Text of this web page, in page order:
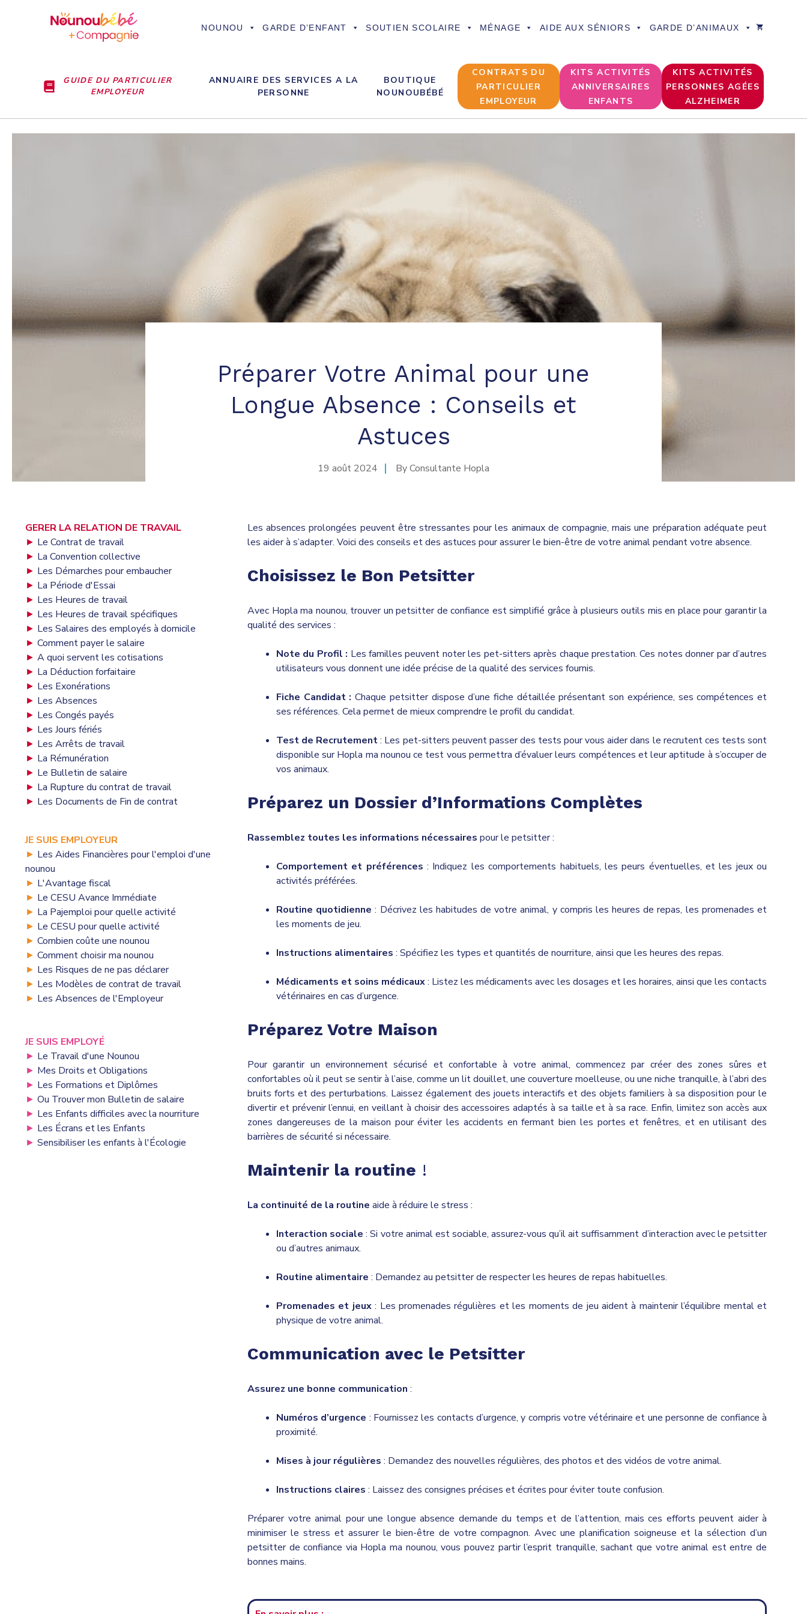
NOUNOU GARDE D’ENFANT SOUTIEN SCOLAIRE MÉNAGE AIDE AUX SÉNIORS GARDE D’ANIMAUX
GUIDE DU PARTICULIER
EMPLOYEUR
ANNUAIRE DES SERVICES A LA
PERSONNE
BOUTIQUE
NOUNOUBÉBÉ
CONTRATS DU
PARTICULIER
EMPLOYEUR
KITS ACTIVITÉS
ANNIVERSAIRES
ENFANTS
KITS ACTIVITÉS
PERSONNES AGÉES
ALZHEIMER
Préparer Votre Animal pour une
Longue Absence : Conseils et
Astuces
19 août 2024 ByConsultante Hopla
Les absences prolongées peuvent être stressantes pour les animaux de compagnie, mais une préparation adéquate peut
les aider à s’adapter. Voici des conseils et des astuces pour assurer le bien-être de votre animal pendant votre absence.
Choisissez le Bon Petsitter
Avec Hopla ma nounou, trouver un petsitter de confiance est simplifié grâce à plusieurs outils mis en place pour garantir la
qualité des services :
Note du Profil : Les familles peuvent noter les pet-sitters après chaque prestation. Ces notes donner par d’autres
utilisateurs vous donnent une idée précise de la qualité des services fournis.
Fiche Candidat : Chaque petsitter dispose d’une fiche détaillée présentant son expérience, ses compétences et
ses références. Cela permet de mieux comprendre le profil du candidat.
Test de Recrutement: Les pet-sitters peuvent passer des tests pour vous aider dans le recrutent ces tests sont
disponible sur Hopla ma nounou ce test vous permettra d’évaluer leurs compétences et leur aptitude à s’occuper de
vos animaux.
Préparez un Dossier d’Informations Complètes
Rassemblez toutes les informations nécessaires pour le petsitter :
Comportement et préférences : Indiquez les comportements habituels, les peurs éventuelles, et les jeux ou
activités préférées.
Routine quotidienne : Décrivez les habitudes de votre animal, y compris les heures de repas, les promenades et
les moments de jeu.
Instructions alimentaires : Spécifiez les types et quantités de nourriture, ainsi que les heures des repas.
Médicaments et soins médicaux: Listez les médicaments avec les dosages et les horaires, ainsi que les contacts
vétérinaires en cas d’urgence.
Préparez Votre Maison
Pour garantir un environnement sécurisé et confortable à votre animal, commencez par créer des zones sûres et
confortables où il peut se sentir à l’aise, comme un lit douillet, une couverture moelleuse, ou une niche tranquille, à l’abri des
bruits forts et des perturbations. Laissez également des jouets interactifs et des objets familiers à sa disposition pour le
divertir et prévenir l’ennui, en veillant à choisir des accessoires adaptés à sa taille et à sa race. Enfin, limitez son accès aux
zones dangereuses de la maison pour éviter les accidents en fermant bien les portes et fenêtres, et en utilisant des
barrières de sécurité si nécessaire.
Maintenir la routine !
La continuité de la routine aide à réduire le stress :
Interaction sociale : Si votre animal est sociable, assurez-vous qu’il ait suffisamment d’interaction avec le petsitter
ou d’autres animaux.
Routine alimentaire : Demandez au petsitter de respecter les heures de repas habituelles.
Promenades et jeux: Les promenades régulières et les moments de jeu aident à maintenir l’équilibre mental et
physique de votre animal.
Communication avec le Petsitter
Assurez une bonne communication :
Numéros d’urgence : Fournissez les contacts d’urgence, y compris votre vétérinaire et une personne de confiance à
proximité.
Mises à jour régulières : Demandez des nouvelles régulières, des photos et des vidéos de votre animal.
Instructions claires : Laissez des consignes précises et écrites pour éviter toute confusion.
Préparer votre animal pour une longue absence demande du temps et de l’attention, mais ces efforts peuvent aider à
minimiser le stress et assurer le bien-être de votre compagnon. Avec une planification soigneuse et la sélection d’un
petsitter de confiance via Hopla ma nounou, vous pouvez partir l’esprit tranquille, sachant que votre animal est entre de
bonnes mains.
GERER LA RELATION DE TRAVAIL
► Le Contrat de travail
► La Convention collective
► Les Démarches pour embaucher
► La Période d'Essai
► Les Heures de travail
► Les Heures de travail spécifiques
► Les Salaires des employés à domicile
► Comment payer le salaire
► A quoi servent les cotisations
► La Déduction forfaitaire
► Les Exonérations
► Les Absences
► Les Congés payés
► Les Jours fériés
► Les Arrêts de travail
► La Rémunération
► Le Bulletin de salaire
► La Rupture du contrat de travail
► Les Documents de Fin de contrat
JE SUIS EMPLOYEUR
► Les Aides Financières pour l'emploi d'une
nounou
► L'Avantage fiscal
► Le CESU Avance Immédiate
► La Pajemploi pour quelle activité
► Le CESU pour quelle activité
► Combien coûte une nounou
► Comment choisir ma nounou
► Les Risques de ne pas déclarer
► Les Modèles de contrat de travail
► Les Absences de l'Employeur
JE SUIS EMPLOYÉ
► Le Travail d'une Nounou
► Mes Droits et Obligations
► Les Formations et Diplômes
► Ou Trouver mon Bulletin de salaire
► Les Enfants difficiles avec la nourriture
► Les Écrans et les Enfants
► Sensibiliser les enfants à l'Écologie